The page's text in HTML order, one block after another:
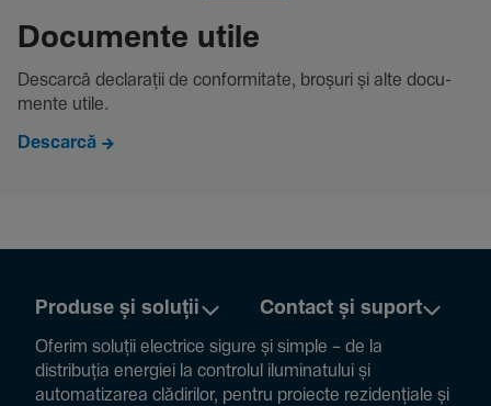
Docu­mente utile
Descarcă decla­rații de conformitate, broșuri și alte docu­
mente utile.
Descarcă
Produse și soluții Contact și suport
Oferim soluții electrice sigure și simple – de la
distribuția energiei la controlul ilumi­na­tului și
auto­ma­ti­zarea clădi­rilor, pentru proiecte rezi­den­țiale și